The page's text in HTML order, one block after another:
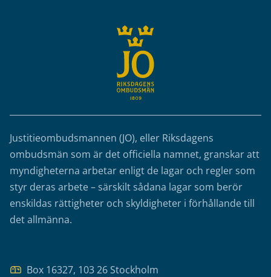
Justitieombudsmannen (JO), eller Riksdagens
ombudsmän som är det officiella namnet, granskar att
myndigheterna arbetar enligt de lagar och regler som
styr deras arbete – särskilt sådana lagar som berör
enskildas rättigheter och skyldigheter i förhållande till
det allmänna.
Box 16327, 103 26 Stockholm